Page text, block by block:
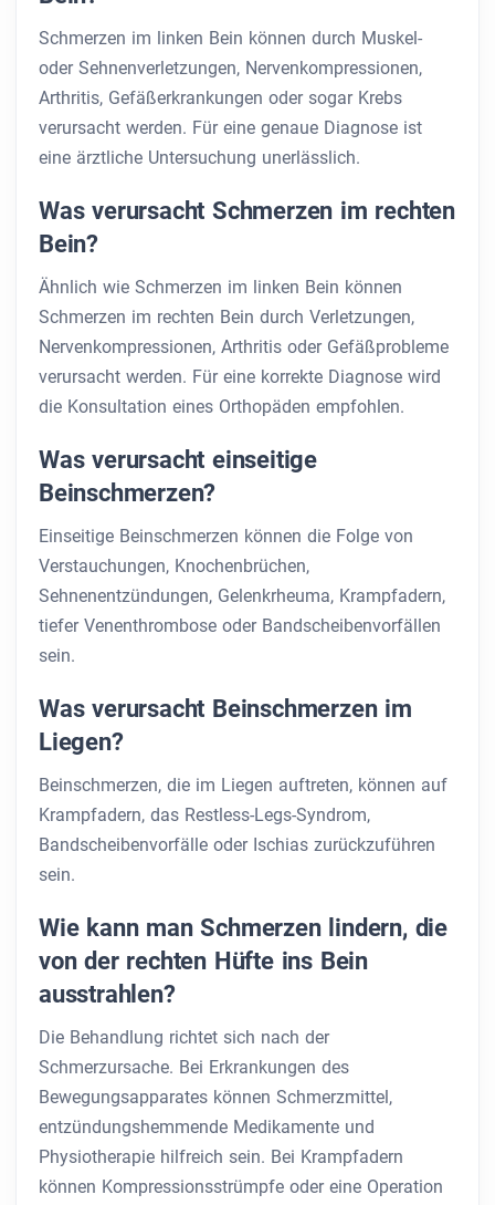
Schmerzen im linken Bein können durch Muskel-
oder Sehnenverletzungen, Nervenkompressionen,
Arthritis, Gefäßerkrankungen oder sogar Krebs
verursacht werden. Für eine genaue Diagnose ist
eine ärztliche Untersuchung unerlässlich.
Was verursacht Schmerzen im rechten
Bein?
Ähnlich wie Schmerzen im linken Bein können
Schmerzen im rechten Bein durch Verletzungen,
Nervenkompressionen, Arthritis oder Gefäßprobleme
verursacht werden. Für eine korrekte Diagnose wird
die Konsultation eines Orthopäden empfohlen.
Was verursacht einseitige
Beinschmerzen?
Einseitige Beinschmerzen können die Folge von
Verstauchungen, Knochenbrüchen,
Sehnenentzündungen, Gelenkrheuma, Krampfadern,
tiefer Venenthrombose oder Bandscheibenvorfällen
sein.
Was verursacht Beinschmerzen im
Liegen?
Beinschmerzen, die im Liegen auftreten, können auf
Krampfadern, das Restless-Legs-Syndrom,
Bandscheibenvorfälle oder Ischias zurückzuführen
sein.
Wie kann man Schmerzen lindern, die
von der rechten Hüfte ins Bein
ausstrahlen?
Die Behandlung richtet sich nach der
Schmerzursache. Bei Erkrankungen des
Bewegungsapparates können Schmerzmittel,
entzündungshemmende Medikamente und
Physiotherapie hilfreich sein. Bei Krampfadern
können Kompressionsstrümpfe oder eine Operation